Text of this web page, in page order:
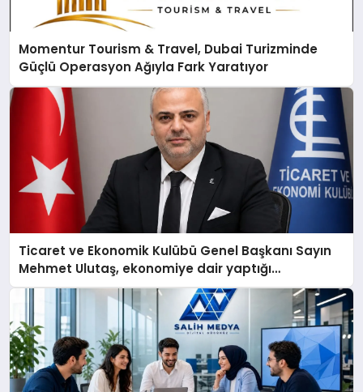
Momentur Tourism & Travel, Dubai Turizminde
Güçlü Operasyon Ağıyla Fark Yaratıyor
Ticaret ve Ekonomik Kulübü Genel Başkanı Sayın
Mehmet Ulutaş, ekonomiye dair yaptığı
açıklamada şunları kaydetti: